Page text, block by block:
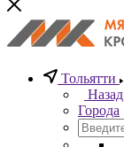
Тольятти
Назад
Города